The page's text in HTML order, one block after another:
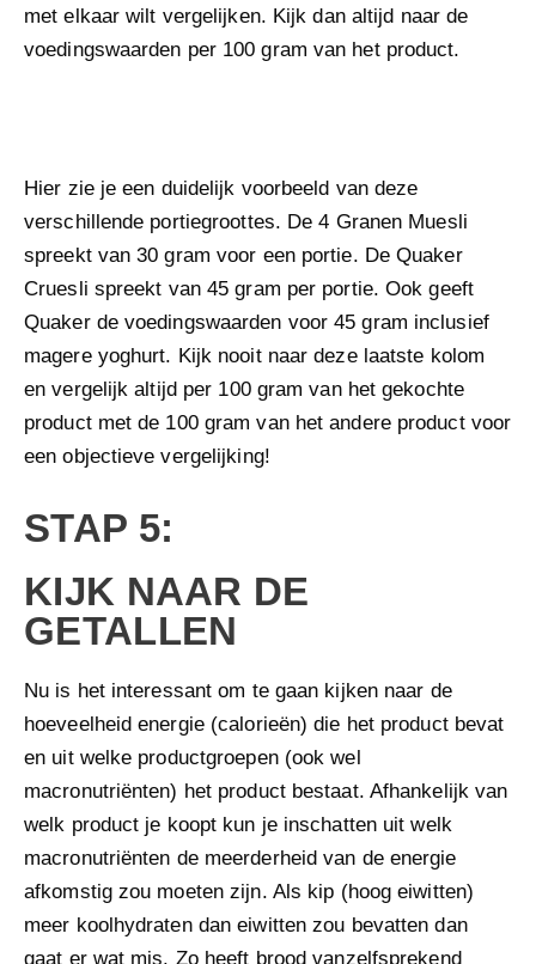
met elkaar wilt vergelijken. Kijk dan altijd naar de
voedingswaarden per 100 gram van het product.
Hier zie je een duidelijk voorbeeld van deze
verschillende portiegroottes. De 4 Granen Muesli
spreekt van 30 gram voor een portie. De Quaker
Cruesli spreekt van 45 gram per portie. Ook geeft
Quaker de voedingswaarden voor 45 gram inclusief
magere yoghurt. Kijk nooit naar deze laatste kolom
en vergelijk altijd per 100 gram van het gekochte
product met de 100 gram van het andere product voor
een objectieve vergelijking!
STAP 5:
KIJK NAAR DE
GETALLEN
Nu is het interessant om te gaan kijken naar de
hoeveelheid energie (calorieën) die het product bevat
en uit welke productgroepen (ook wel
macronutriënten) het product bestaat. Afhankelijk van
welk product je koopt kun je inschatten uit welk
macronutriënten de meerderheid van de energie
afkomstig zou moeten zijn. Als kip (hoog eiwitten)
meer koolhydraten dan eiwitten zou bevatten dan
gaat er wat mis. Zo heeft brood vanzelfsprekend